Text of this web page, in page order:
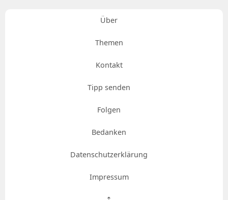
Über
Themen
Kontakt
Tipp senden
Folgen
Bedanken
Datenschutzerklärung
Impressum